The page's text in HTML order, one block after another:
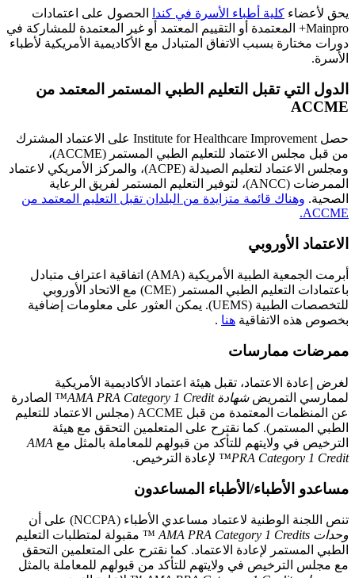
يحق لأعضاء كلية أطباء الأسرة في كندا
الحصول على اعتمادات
Mainpro+ المعتمدة أو التقييم المعتمد أو غير المعتمدة للمشاركة في
دورات مختارة بسبب الاتفاق المتبادل مع الأكاديمية الأمريكية لأطباء
الأسرة.
الدول التي تقبل التعليم الطبي المستمر المعتمد من
ACCME
حصل Institute for Healthcare Improvement على الاعتماد المشترك
من قبل مجلس الاعتماد للتعليم الطبي المستمر (ACCME)،
ومجلس الاعتماد لتعليم الصيدلة (ACPE)، والمركز الأمريكي لاعتماد
الممرضات (ANCC)، لتوفير التعليم المستمر لفريق الرعاية
الصحية. وهناك قائمة متزايدة من البلدان تقبل التعليم المعتمد من
ACCME.
الاعتماد الأوروبي
أبرمت الجمعية الطبية الأمريكية (AMA) اتفاقية اعتراف متبادل
باعتمادات التعليم الطبي المستمر (CME) مع الاتحاد الأوروبي
للتخصصات الطبية (UEMS). يمكن العثور على معلومات إضافية
بخصوص هذه الاتفاقية هنا .
ممرضات ممارسات
لغرض إعادة الاعتماد، تقبل هيئة اعتماد الأكاديمية الأمريكية
لممارسي التمريضشهادة AMA PRA Category 1 Credit™
الصادرة
عن المنظمات المعتمدة من قبل ACCME (مجلس الاعتماد للتعليم
الطبي المستمر). كما نقترح على المتعلمين التحقق مع هيئة
الترخيص في ولايتهم للتأكد من قبولهم للمعاملة بالمثل مع AMA
PRA Category 1 Credit™
لإعادة الترخيص.
مساعدو الأطباء/الأطباء المساعدون
تنص اللجنة الوطنية لاعتماد مساعدي الأطباء (NCCPA) على أن
وحدات AMA PRA Category 1 Credits
™ مقبولة لمتطلبات التعليم
الطبي المستمر لإعادة الاعتماد. كما نقترح على المتعلمين التحقق
مع مجلس الترخيص في ولايتهم للتأكد من قبولهم للمعاملة بالمثل